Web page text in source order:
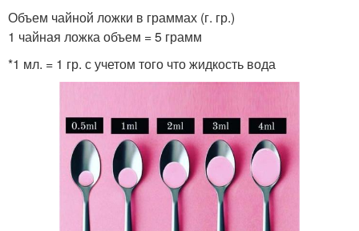
Объем чайной ложки в граммах (г. гр.)
1 чайная ложка объем = 5 грамм
*1 мл. = 1 гр. с учетом того что жидкость вода